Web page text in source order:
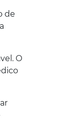
de
O